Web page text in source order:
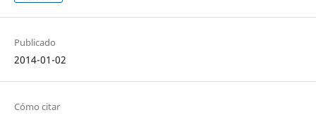
Publicado
2014-01-02
Cómo citar